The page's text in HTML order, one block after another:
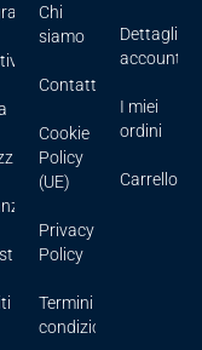
Chi
siamo
Contatti
Cookie
Policy
(UE)
Privacy
Policy
Termini e
condizioni
Dettagli
account
I miei
ordini
Carrello